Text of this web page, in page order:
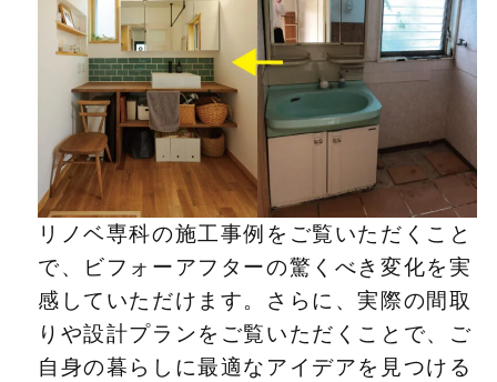
リノベ専科の施工事例をご覧いただくこと
で、ビフォーアフターの驚くべき変化を実
感していただけます。さらに、実際の間取
りや設計プランをご覧いただくことで、ご
自身の暮らしに最適なアイデアを見つける